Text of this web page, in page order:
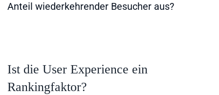
Anteil wiederkehrender Besucher aus?
Ist die User Experience ein
Rankingfaktor?